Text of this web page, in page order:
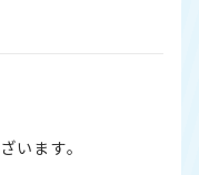
います。